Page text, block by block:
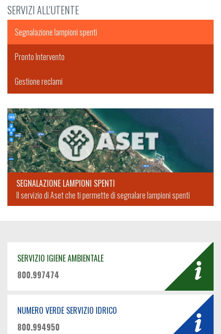
SERVIZI ALL'UTENTE
Segnalazione lampioni spenti
Pronto Intervento
Gestione reclami
SEGNALAZIONE LAMPIONI SPENTI
Il servizio di Aset che ti permette di segnalare lampioni spenti
SERVIZIO IGIENE AMBIENTALE
800.997474
NUMERO VERDE SERVIZIO IDRICO
800.994950